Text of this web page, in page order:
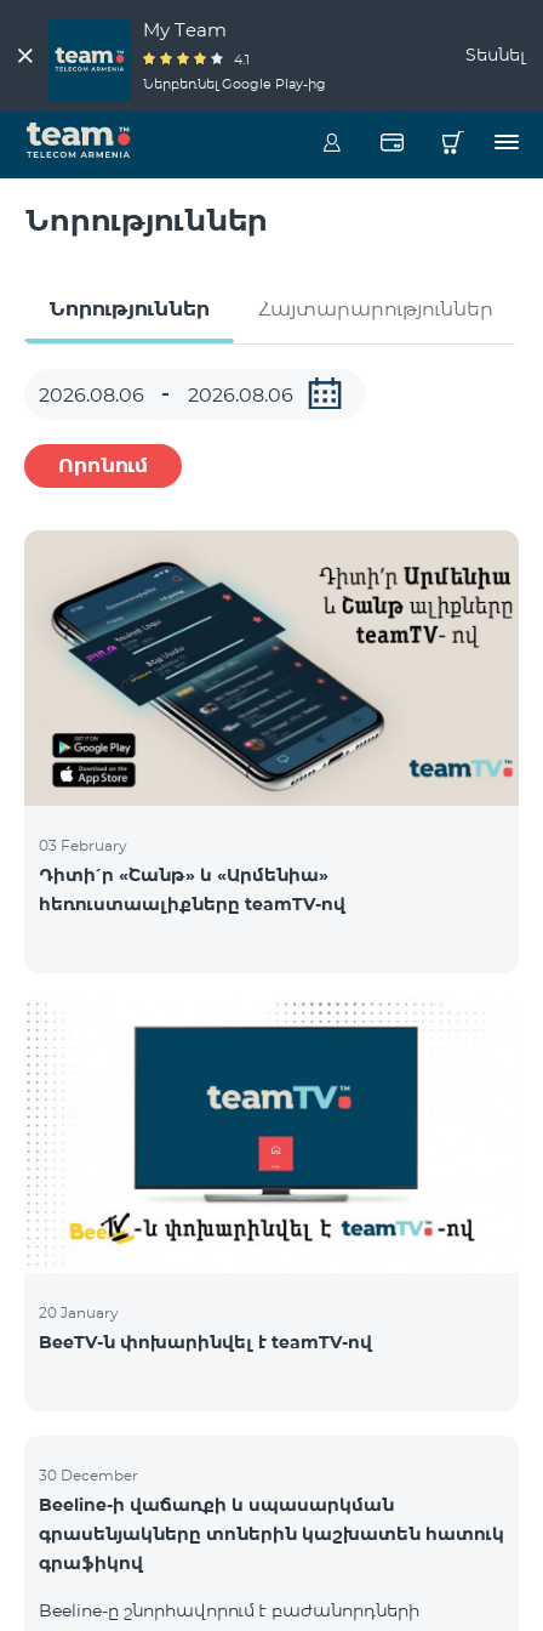
My Team
4.1
Ներբեռնել Google Play-ից
Տեսնել
Նորություններ
Նորություններ Հայտարարություններ
Որոնում
03 February
Դիտի՛ր «Շանթ» և «Արմենիա»
հեռուստաալիքները teamTV-ով
20 January
BeeTV-ն փոխարինվել է teamTV-ով
30 December
Beeline-ի վաճառքի և սպասարկման
գրասենյակները տոներին կաշխատեն հատուկ
գրաֆիկով
Beeline-ը շնորհավորում է բաժանորդների